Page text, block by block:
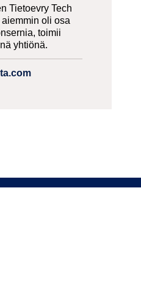
Tietoevry Tech
oli osa
toimii
yhtiönä.